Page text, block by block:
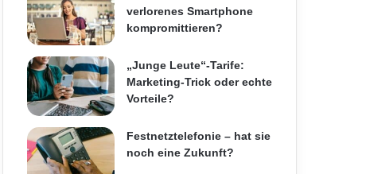
verlorenes Smartphone
kompromittieren?
„Junge Leute“-Tarife:
Marketing-Trick oder echte
Vorteile?
Festnetztelefonie – hat sie
noch eine Zukunft?